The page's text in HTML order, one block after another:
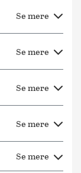
Se mere
Se mere
Se mere
Se mere
Se mere